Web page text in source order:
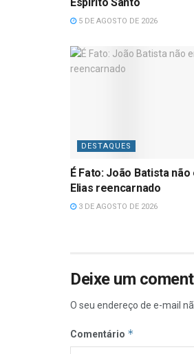
5 DE AGOSTO DE 2026
DESTAQUES
É Fato: João Batista não
Elias reencarnado
3 DE AGOSTO DE 2026
Deixe um
O seu endereço de e-mail
Comentário *